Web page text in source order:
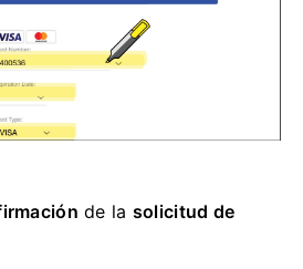
de la solicitud de